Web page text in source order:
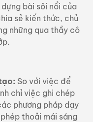
bài sôi nổi của
sẻ kiến thức, chủ
những qua thầy cô
So với việc để
chỉ việc ghi chép
phương pháp dạy
thoải mái sáng